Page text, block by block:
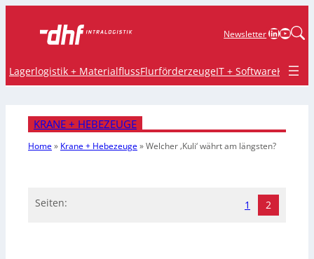
NewsletterLinkedIn
Lagerlogistik + MaterialflussFlurförderzeugeIT + SoftwareKrane
KRANE + HEBEZEUGE
Home» Krane + Hebezeuge»Welcher ‚Kuli‘ währt am längsten?
Seiten: 1 2